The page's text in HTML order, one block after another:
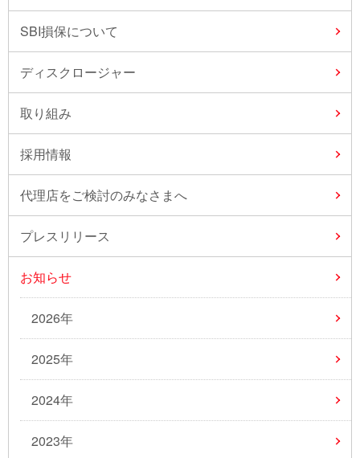
SBI損保について
ディスクロージャー
取り組み
採用情報
代理店をご検討のみなさまへ
プレスリリース
お知らせ
2026年
2025年
2024年
2023年